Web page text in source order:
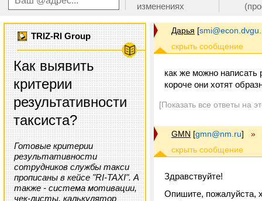
изменениях
TRIZ-RI Group
Как выявить
критерии
результативности
таксиста?
Готовые критерии
результативности
сотрудников службы такси
прописаны в кейсе "RI-TAXI". А
также - система мотивации,
чек-листы, калькулятор
Дарья [
как же можно написать
короче они хотят
[Показать все ответы на
GMN [gmn@nm.ru] »
Здравствуйте!
Опишите, пожалуйста,